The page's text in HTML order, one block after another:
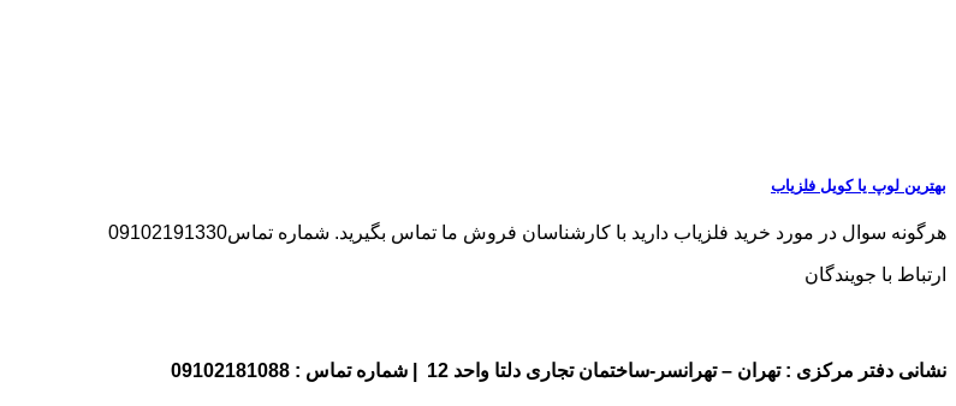
بهترین لوپ یا کویل فلزیاب
هرگونه سوال در مورد خرید فلزیاب دارید با کارشناسان فروش ما تماس بگیرید. شماره تماس09102191330
ارتباط با جویندگان
نشانی دفتر مرکزی : تهران – تهرانسر-ساختمان تجاری دلتا واحد 12 | شماره تماس : 09102181088